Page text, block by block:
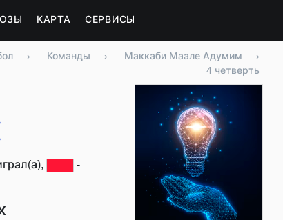
КАРТА СЕРВИСЫ
› Команды › Маккаби Маале Адумим
›
4 четверть
-